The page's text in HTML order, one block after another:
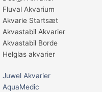
Fluval Akvarium
Akvarie Startsæt
Akvastabil Akvarier
Akvastabil Borde
Helglas akvarier
Juwel Akvarier
AquaMedic